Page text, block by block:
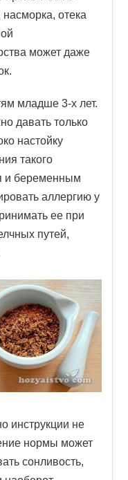
отека
может даже
младше 3-х лет.
давать только
настойку
такого
и беременным
аллергию у
ее при
путей,
инструкции не
нормы может
сонливость,